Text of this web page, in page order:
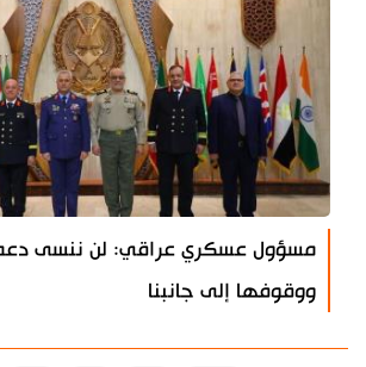
مسؤول عسكري عراقي: لن ننسى دعم
ووقوفها إلى جانبنا